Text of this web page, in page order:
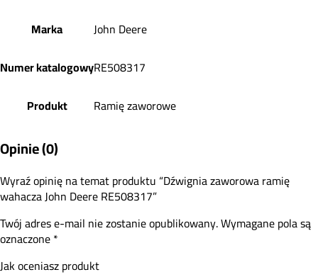
Marka
John Deere
Numer katalogowyRE508317
Produkt
Ramię zaworowe
Opinie (0)
Wyraź opinię na temat produktu “Dźwignia zaworowa ramię
wahacza John Deere RE508317”
Twój adres e-mail nie zostanie opublikowany.Wymagane pola są
oznaczone*
Jak oceniasz produkt